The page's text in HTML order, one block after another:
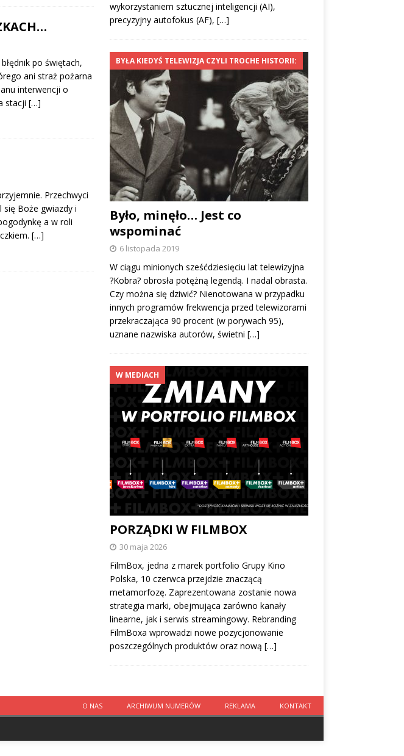
po świętach,
ani straż pożarna
interwencji o
stacji […]
Przechwyci
Boże gwiazdy i
a w roli
[…]
wykorzystaniem sztucznej inteligencji (AI),
precyzyjny autofokus (AF), […]
BYŁA KIEDYŚ TELEWIZJA CZYLI TROCHE HISTORII:
Było, minęło… Jest co
wspominać
6 listopada 2019
W ciągu minionych sześćdziesięciu lat telewizyjna
?Kobra? obrosła potężną legendą. I nadal obrasta.
Czy można się dziwić? Nienotowana w przypadku
innych programów frekwencja przed telewizorami
przekraczająca 90 procent (w porywach 95),
uznane nazwiska autorów, świetni […]
W MEDIACH
PORZĄDKI W FILMBOX
30 maja 2026
FilmBox, jedna z marek portfolio Grupy Kino
Polska, 10 czerwca przejdzie znaczącą
metamorfozę. Zaprezentowana zostanie nowa
strategia marki, obejmująca zarówno kanały
linearne, jak i serwis streamingowy. Rebranding
FilmBoxa wprowadzi nowe pozycjonowanie
poszczególnych produktów oraz nową […]
O NAS ARCHIWUM NUMERÓW REKLAMA KONTAKT